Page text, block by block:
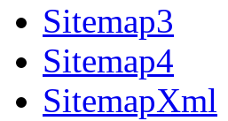
Sitemap3
Sitemap4
SitemapXml